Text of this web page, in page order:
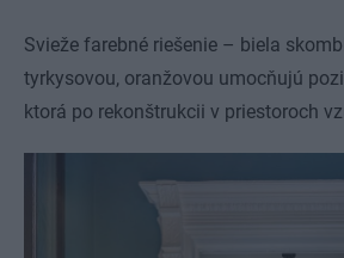
Svieže farebné riešenie – biela
tyrkysovou, oranžovou umocňujú
ktorá po rekonštrukcii v priestoroch